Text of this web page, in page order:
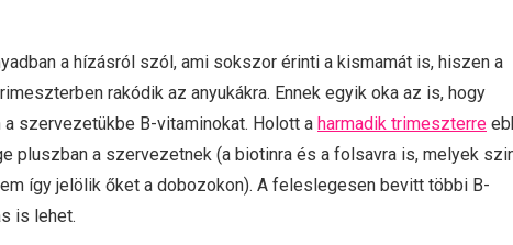
a hízásról szól, ami sokszor érinti a kismamát is, hiszen a
rakódik az anyukákra. Ennek egyik oka az is, hogy
szervezetükbe B-vitaminokat. Holott a harmadik trimeszterre
pluszban a szervezetnek (a biotinra és a folsavra is, melyek
így jelölik őket a dobozokon). A feleslegesen bevitt többi B-
is lehet.